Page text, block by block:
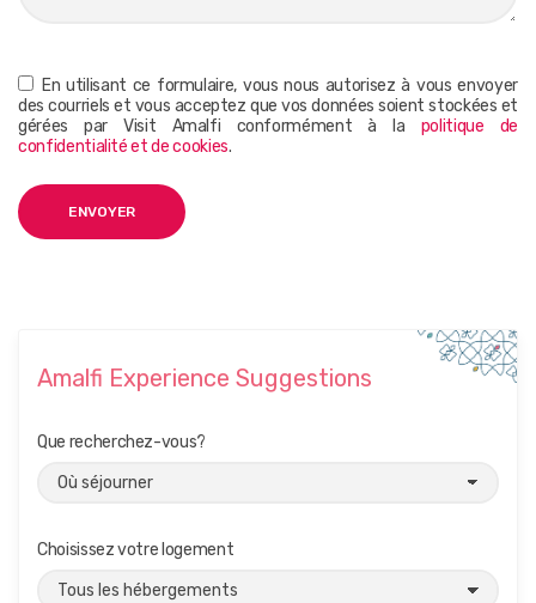
En utilisant ce formulaire, vous nous autorisez à vous envoyer
des courriels et vous acceptez que vos données soient stockées et
gérées par Visit Amalfi conformément à la politique de
confidentialité et de cookies.
Amalfi Experience Suggestions
Que recherchez-vous?
Choisissez votre logement